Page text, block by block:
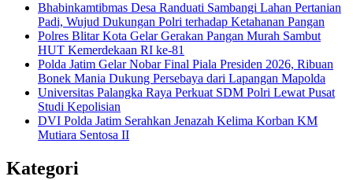
Bhabinkamtibmas Desa Randuati Sambangi Lahan Pertanian
Padi, Wujud Dukungan Polri terhadap Ketahanan Pangan
Polres Blitar Kota Gelar Gerakan Pangan Murah Sambut
HUT Kemerdekaan RI ke-81
Polda Jatim Gelar Nobar Final Piala Presiden 2026, Ribuan
Bonek Mania Dukung Persebaya dari Lapangan Mapolda
Universitas Palangka Raya Perkuat SDM Polri Lewat Pusat
Studi Kepolisian
DVI Polda Jatim Serahkan Jenazah Kelima Korban KM
Mutiara Sentosa II
Kategori